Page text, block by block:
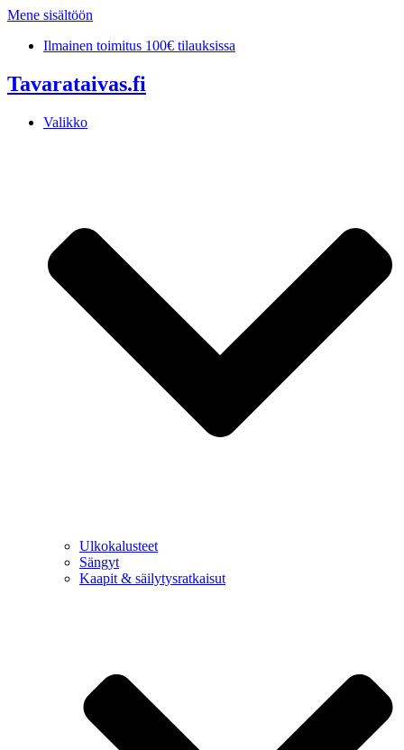
Mene sisältöön
Ilmainen toimitus 100€ tilauksissa
Tavarataivas.fi
Valikko
Ulkokalusteet
Sängyt
Kaapit & säilytysratkaisut